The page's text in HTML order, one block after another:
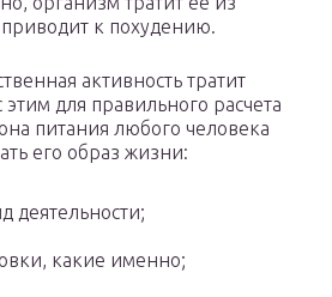
к похудению.
активность тратит
для правильного расчета
питания любого человека
его образ жизни:
деятельности;
какие именно;